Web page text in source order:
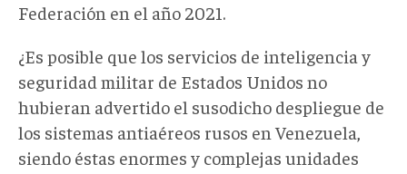
Federación en el año 2021.
¿Es posible que los servicios de inteligencia y
seguridad militar de Estados Unidos no
hubieran advertido el susodicho despliegue de
los sistemas antiaéreos rusos en Venezuela,
siendo éstas enormes y complejas unidades